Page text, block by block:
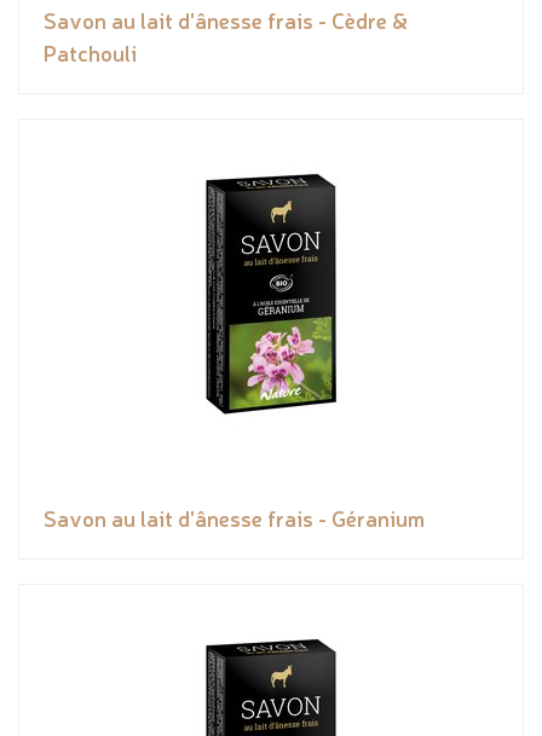
Savon au lait d'ânesse frais - Cèdre &
Patchouli
Savon au lait d'ânesse frais - Géranium